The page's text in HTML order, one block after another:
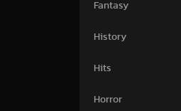
Fantasy
History
Hits
Horror